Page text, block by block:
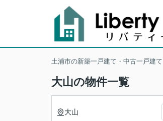
土浦市の新築一戸建て・中古一戸建
大山の物件一覧
大山